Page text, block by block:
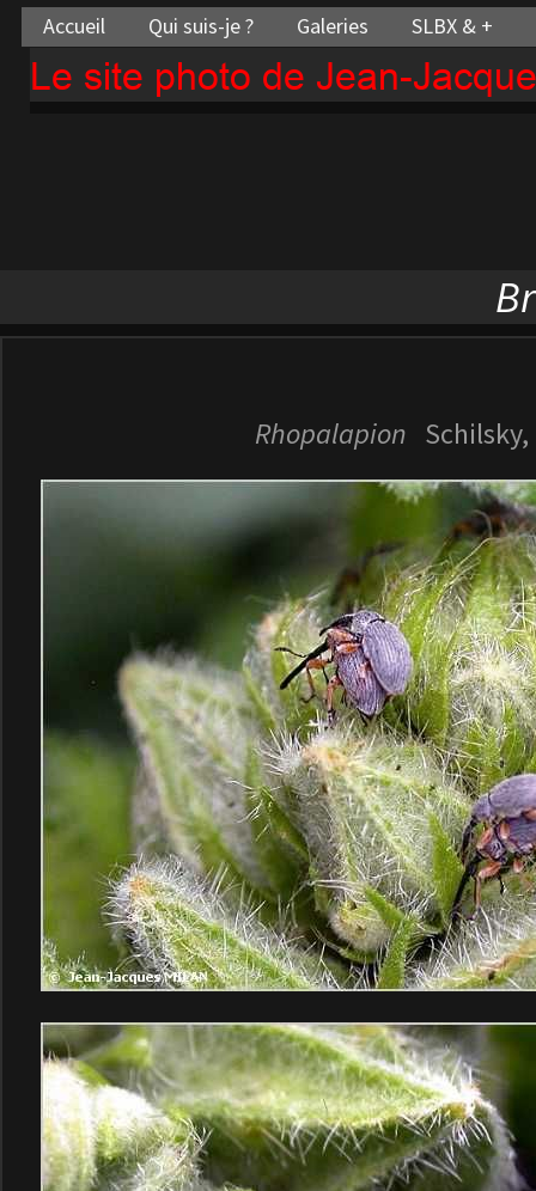
Le site photo de Jean-
Accueil Qui suis-je ? Galeries SLBX & +
Rhopalapion Schilsky,